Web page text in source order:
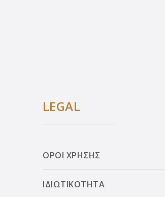
LEGAL
ΟΡΟΙ ΧΡΗΣΗΣ
ΙΔΙΩΤΙΚΟΤΗΤΑ